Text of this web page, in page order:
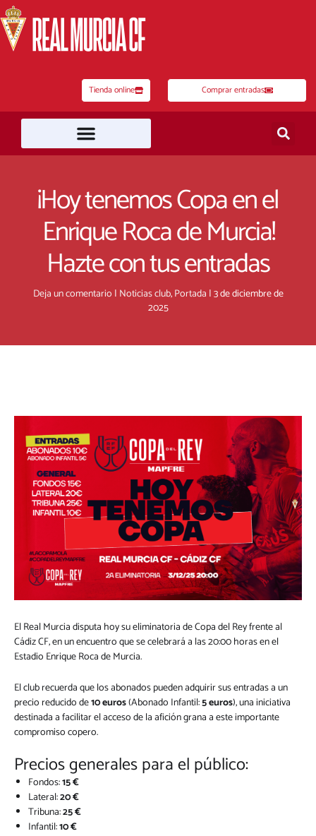
al
contenido
Tienda online Comprar entradas
¡Hoy tenemos Copa en el
Enrique Roca de Murcia!
Hazte con tus entradas
Deja un comentario | Noticias club,Portada |3 de diciembre de
2025
El Real Murcia disputa hoy su eliminatoria de Copa del Rey frente al
Cádiz CF, en un encuentro que se celebrará a las 20:00 horas en el
Estadio Enrique Roca de Murcia.
El club recuerda que los abonados pueden adquirir sus entradas a un
precio reducido de10 euros(Abonado Infantil:5 euros), una iniciativa
destinada a facilitar el acceso de la afición grana a este importante
compromiso copero.
Precios generales para el público:
Fondos:15 €
Lateral:20 €
Tribuna:25 €
Infantil:10 €